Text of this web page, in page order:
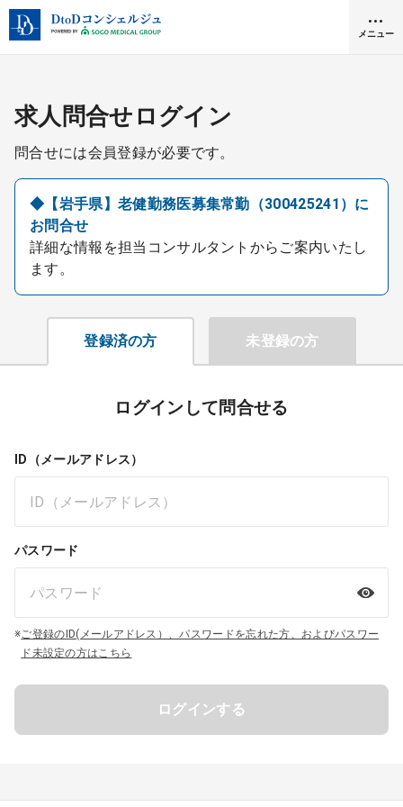
メニュー
クリニック開業
DtoDとは
お問合せ
医院の譲渡・売却をお考えの方
採用をお考えの医療機関の方
求人問合せログイン
問合せには会員登録が必要です。
◆【岩手県】老健勤務医募集常勤（300425241）に
お問合せ
詳細な情報を担当コンサルタントからご案内いたし
ます。
登録済の方 未登録の方
ログインして問合せる
ID（メールアドレス）
パスワード
※ご登録のID(メールアドレス）、パスワードを忘れた方、およびパスワー
ド未設定の方はこちら
ログインする